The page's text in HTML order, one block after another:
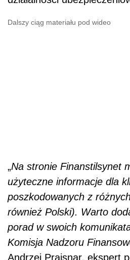
Dalszy ciąg materiału pod wideo
„Na stronie Finanstilsynet
użyteczne informacje dla
poszkodowanych z
również Polski). Warto
porad w swoich
Komisja Nadzoru
Andrzej Prajsnar, ekspert